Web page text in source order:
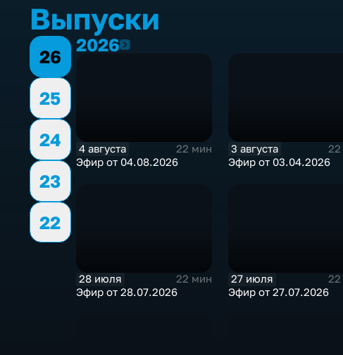
Выпуски
26
25
24
23
22
20262026
4 августа
22 мин
Эфир от 04.08.2026
3 августа
Эфир от 03.04.2026
28 июля
22 мин
Эфир от 28.07.2026
27 июля
Эфир от 27.07.2026